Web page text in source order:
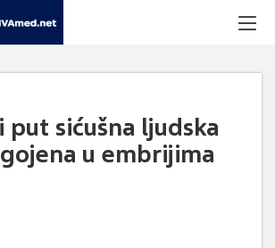
put sićušna ljudska
u embrijima